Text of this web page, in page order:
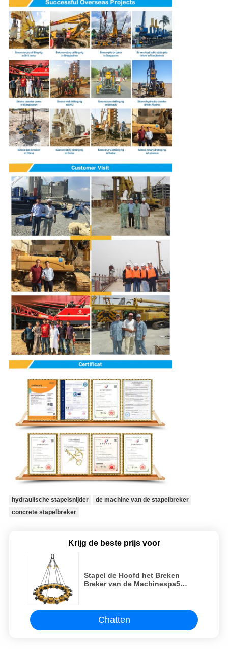
hydraulische stapelsnijder
de machine van de stapelbreker
concrete stapelbreker
Krijg de beste prijs voor
Stapel de Hoofd het Breken
Breker van de Machinespa5
Chatten